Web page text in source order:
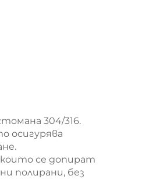
304/316.
осигурява
се допират
полирани, без